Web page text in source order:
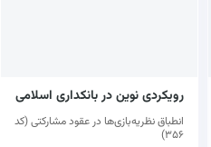
رویکردی نوین در بانکداری اسلامی
انطباق نظریه‌بازی‌ها در عقود مشارکتی (کد
۳۵۶)